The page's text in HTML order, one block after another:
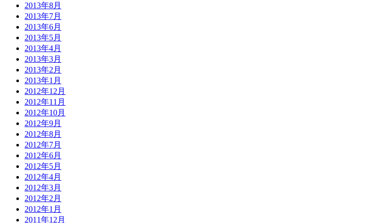
2013年8月
2013年7月
2013年6月
2013年5月
2013年4月
2013年3月
2013年2月
2013年1月
2012年12月
2012年11月
2012年10月
2012年9月
2012年8月
2012年7月
2012年6月
2012年5月
2012年4月
2012年3月
2012年2月
2012年1月
2011年12月